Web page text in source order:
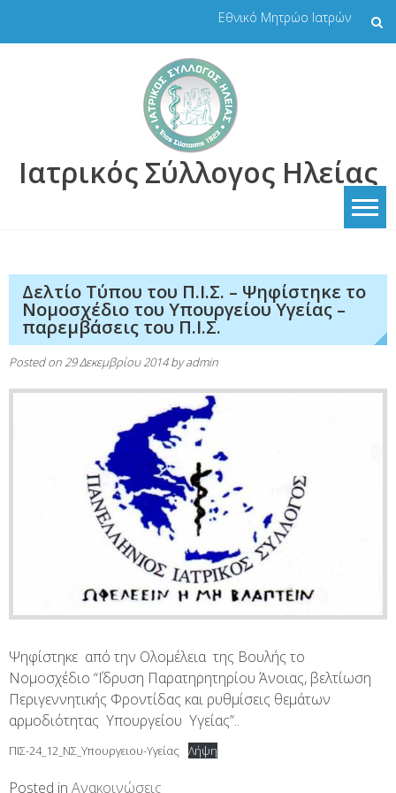
Εθνικό Μητρώο Ιατρών
Ιατρικός Σύλλογος Ηλείας
Δελτίο Τύπου του Π.Ι.Σ. – Ψηφίστηκε το
Νομοσχέδιο του Υπουργείου Υγείας –
παρεμβάσεις του Π.Ι.Σ.
Posted on 29 Δεκεμβρίου 2014byadmin
Ψηφίστηκε από την Ολομέλεια της Βουλής το
Νομοσχέδιο “΄Ιδρυση Παρατηρητηρίου Άνοιας, βελτίωση
Περιγεννητικής Φροντίδας και ρυθμίσεις θεμάτων
αρμοδιότητας Υπουργείου Υγείας”..
ΠΙΣ-24_12_ΝΣ_Υπουργειου-Υγείας Λήψη
Posted in Ανακοινώσεις